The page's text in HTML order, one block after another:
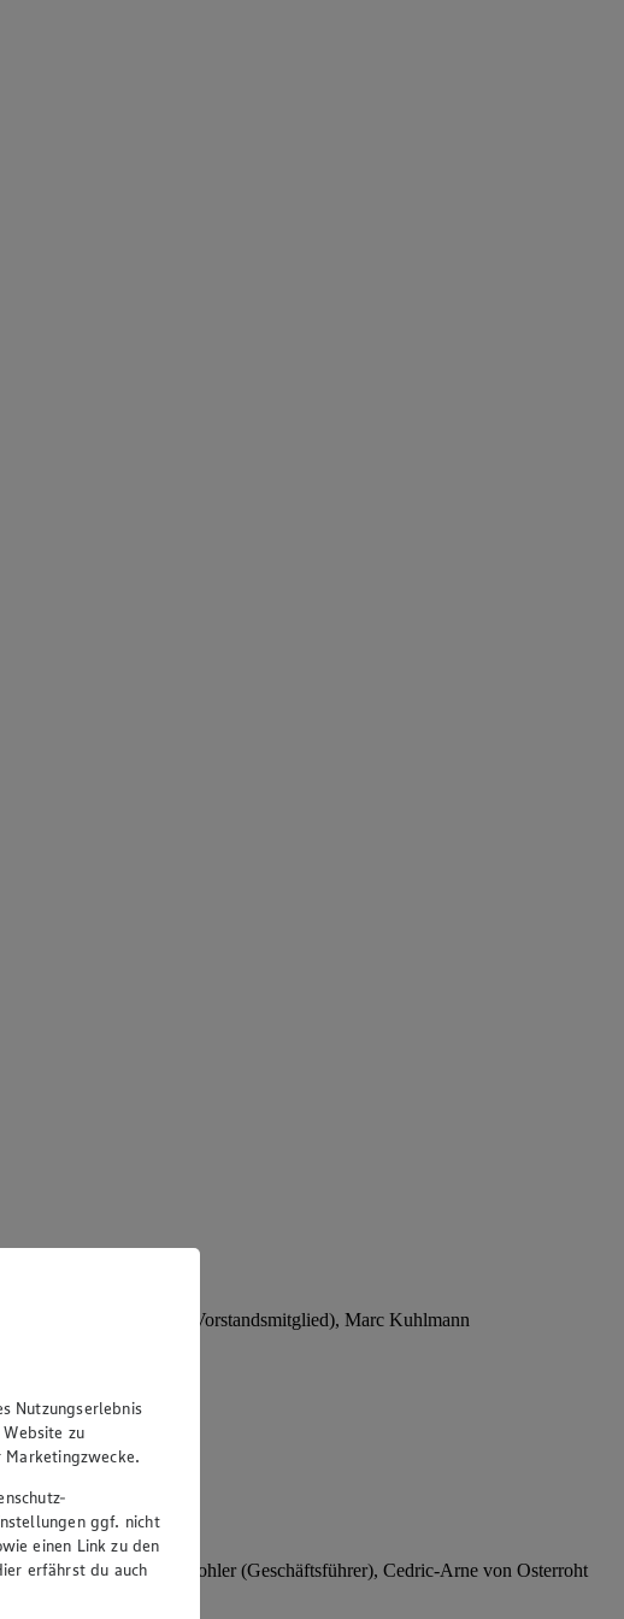
Stephan Wohler (Vorstandsmitglied), Marc Kuhlmann
Stephan Wohler (Geschäftsführer), Cedric-Arne von Osterroht
Nutzungserlebnis
zu
ggf. nicht
einen Link zu den
erfährst du auch